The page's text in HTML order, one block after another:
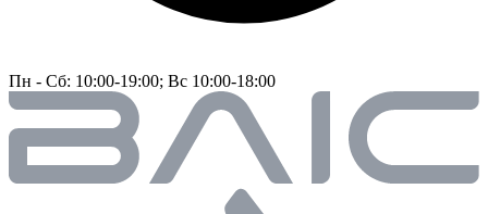
Пн - Сб: 10:00-19:00; Вс 10:00-18:00